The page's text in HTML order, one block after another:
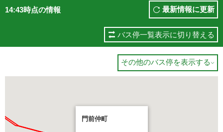
14:43時点の情報 最新情報に更新
バス停一覧表示に切り替える
その他のバス停を表示する 
門前仲町